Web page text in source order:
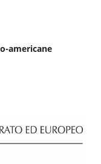
americane